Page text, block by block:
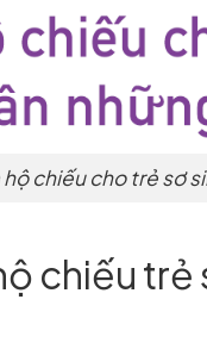
hộ chiếu cho trẻ sơ
chiếu trẻ